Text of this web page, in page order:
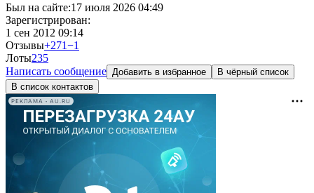
Был на сайте:17 июля 2026 04:49
Зарегистрирован:
1 сен 2012 09:14
Отзывы+271−1
Лоты235
Написать сообщение Добавить в избранное
В чёрный список
В список контактов
РЕКЛАМА • AU.RU